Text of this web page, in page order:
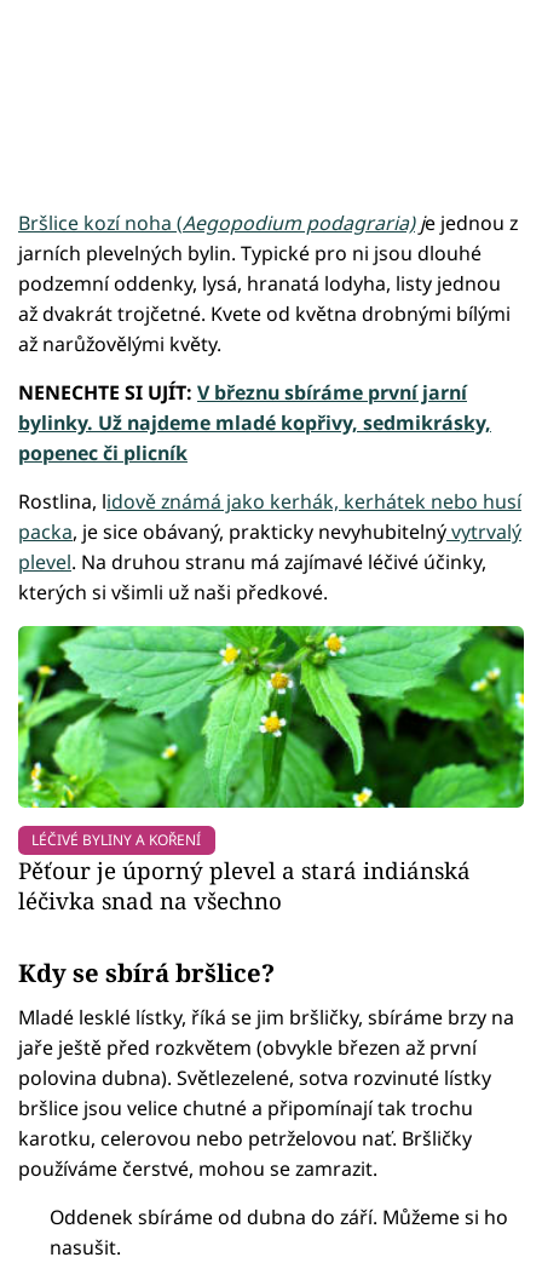
Bršlice kozí noha (Aegopodium podagraria)je jednou z
jarních plevelných bylin. Typické pro ni jsou dlouhé
podzemní oddenky, lysá, hranatá lodyha, listy jednou
až dvakrát trojčetné. Kvete od května drobnými bílými
až narůžovělými květy.
NENECHTE SI UJÍT: V březnu sbíráme první jarní
bylinky. Už najdeme mladé kopřivy, sedmikrásky,
popenec či plicník
Rostlina, lidově známá jako kerhák, kerhátek nebo husí
packa, je sice obávaný, prakticky nevyhubitelnývytrvalý
plevel. Na druhou stranu má zajímavé léčivé účinky,
kterých si všimli už naši předkové.
LÉČIVÉ BYLINY A KOŘENÍ
Pěťour je úporný plevel a stará indiánská
léčivka snad na všechno
Kdy se sbírá bršlice?
Mladé lesklé lístky, říká se jim bršličky, sbíráme brzy na
jaře ještě před rozkvětem (obvykle březen až první
polovina dubna). Světlezelené, sotva rozvinuté lístky
bršlice jsou velice chutné a připomínají tak trochu
karotku, celerovou nebo petrželovou nať. Bršličky
používáme čerstvé, mohou se zamrazit.
Oddenek sbíráme od dubna do září. Můžeme si ho
nasušit.